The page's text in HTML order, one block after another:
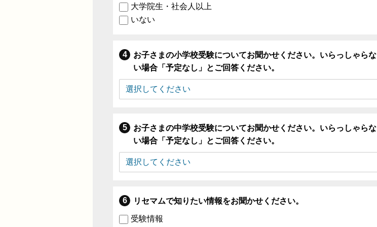
大学院生・社会人以上
いない
お子さまの小学校受験についてお聞かせください。いらっしゃらな
い場合「予定なし」とご回答ください。
お子さまの中学校受験についてお聞かせください。いらっしゃらな
い場合「予定なし」とご回答ください。
リセマムで知りたい情報をお聞かせください。
受験情報